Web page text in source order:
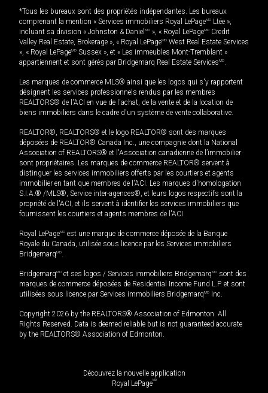
*Tous les bureaux sont des propriétés indépendantes. Les bureaux
comprenant la mention « Services immobiliers Royal LePageMD Ltée »,
incluant sa division « Johnston & Daniel MD », « Royal LePageMD Credit
Valley Real Estate, Brokerage », « Royal LePageMD West Real Estate Services
», « Royal LePageMD Sussex », et « Les immeubles Mont-Tremblant »
appartiennent et sont gérés par Bridgemarq Real Estate ServicesMD.
Les marques de commerce MLS® ainsi que les logos qui s'y rapportent
désignent les services professionnels rendus par les membres
REALTORS® de l'ACI en vue de l'achat, de la vente et de la location de
biens immobiliers dans le cadre d'un système de vente collaborative.
REALTOR®, REALTORS® et le logo REALTOR® sont des marques
déposées de REALTOR® Canada Inc., une compagnie dont la National
Association of REALTORS® et l'Association canadienne de l’immobilier
sont propriétaires. Les marques de commerce REALTOR® servent à
distinguer les services immobiliers offerts par les courtiers et agents
immobilier en tant que membres de l'ACI. Les marques d'homologation
S.I.A.® /MLS®, Service inter-agences®, et leurs logos respectifs sont la
propriété de l'ACI, et ils servent à identifier les services immobiliers que
fournissent les courtiers et agents membres de l'ACI.
Royal LePageMD est une marque de commerce déposée de la Banque
Royale du Canada, utilisée sous licence par les Services immobiliers
BridgemarqMD.
BridgemarqMD et ses logos / Services immobiliers BridgemarqMD sont des
marques de commerce déposées de Residential Income Fund L.P. et sont
utilisées sous licence par Services immobiliers BridgemarqMD Inc.
Copyright 2026 by the REALTORS® Association of Edmonton. All
Rights Reserved. Data is deemed reliable but is not guaranteed accurate
by the REALTORS® Association of Edmonton.
Découvrez la nouvelle application
Royal LePageMD